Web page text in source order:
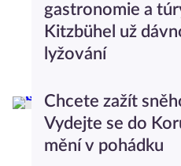
gastronomie a
Kitzbühel už
lyžování
Chcete zažít
Vydejte se do
mění v pohádku